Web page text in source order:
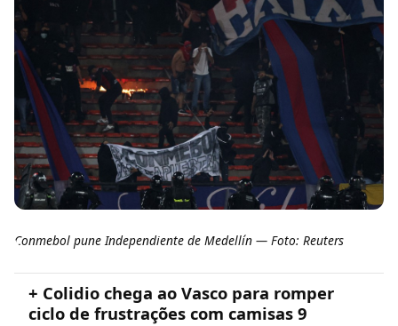
Conmebol pune Independiente de Medellín — Foto: Reuters
+ Colidio chega ao Vasco para romper
ciclo de frustrações com camisas 9